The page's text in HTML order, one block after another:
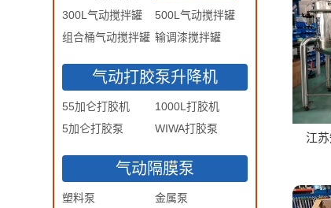
300L气动搅拌罐
500L气动搅拌罐
组合桶气动搅拌罐 输调漆搅拌罐
气动打胶泵升降机
55加仑打胶机
1000L打胶机
5加仑打胶泵
WIWA打胶泵
气动隔膜泵
塑料泵
金属泵
江